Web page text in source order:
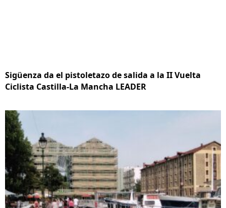
Sigüenza da el pistoletazo de salida a la II Vuelta
Ciclista Castilla-La Mancha LEADER